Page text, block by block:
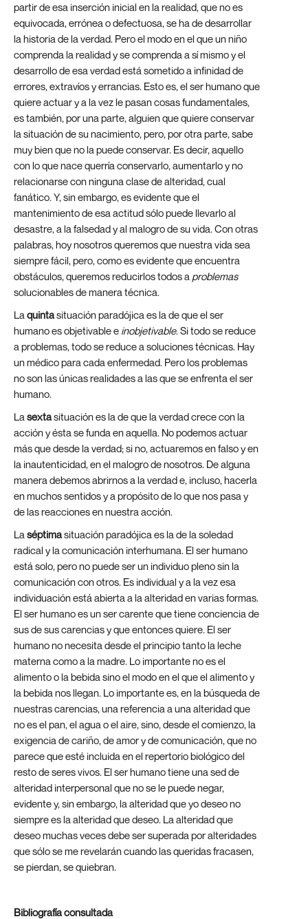
partir de esa inserción inicial en la realidad, que no es
equivocada, errónea o defectuosa, se ha de desarrollar
la historia de la verdad. Pero el modo en el que un niño
comprenda la realidad y se comprenda a sí mismo y el
desarrollo de esa verdad está sometido a infinidad de
errores, extravíos y errancias. Esto es, el ser humano que
quiere actuar y a la vez le pasan cosas fundamentales,
es también, por una parte, alguien que quiere conservar
la situación de su nacimiento, pero, por otra parte, sabe
muy bien que no la puede conservar. Es decir, aquello
con lo que nace querría conservarlo, aumentarlo y no
relacionarse con ninguna clase de alteridad, cual
fanático. Y, sin embargo, es evidente que el
mantenimiento de esa actitud sólo puede llevarlo al
desastre, a la falsedad y al malogro de su vida. Con otras
palabras, hoy nosotros queremos que nuestra vida sea
siempre fácil, pero, como es evidente que encuentra
obstáculos, queremos reducirlos todos a problemas
solucionables de manera técnica.
La quintasituación paradójica es la de que el ser
humano es objetivable e inobjetivable. Si todo se reduce
a problemas, todo se reduce a soluciones técnicas. Hay
un médico para cada enfermedad. Pero los problemas
no son las únicas realidades a las que se enfrenta el ser
humano.
La sextasituación es la de que la verdad crece con la
acción y ésta se funda en aquella. No podemos actuar
más que desde la verdad; si no, actuaremos en falso y en
la inautenticidad, en el malogro de nosotros. De alguna
manera debemos abrirnos a la verdad e, incluso, hacerla
en muchos sentidos y a propósito de lo que nos pasa y
de las reacciones en nuestra acción.
La séptimasituación paradójica es la de la soledad
radical y la comunicación interhumana. El ser humano
está solo, pero no puede ser un individuo pleno sin la
comunicación con otros. Es individual y a la vez esa
individuación está abierta a la alteridad en varias formas.
El ser humano es un ser carente que tiene conciencia de
sus de sus carencias y que entonces quiere. El ser
humano no necesita desde el principio tanto la leche
materna como a la madre. Lo importante no es el
alimento o la bebida sino el modo en el que el alimento y
la bebida nos llegan. Lo importante es, en la búsqueda de
nuestras carencias, una referencia a una alteridad que
no es el pan, el agua o el aire, sino, desde el comienzo, la
exigencia de cariño, de amor y de comunicación, que no
parece que esté incluida en el repertorio biológico del
resto de seres vivos. El ser humano tiene una sed de
alteridad interpersonal que no se le puede negar,
evidente y, sin embargo, la alteridad que yo deseo no
siempre es la alteridad que deseo. La alteridad que
deseo muchas veces debe ser superada por alteridades
que sólo se me revelarán cuando las queridas fracasen,
se pierdan, se quiebran.
Bibliografía consultada